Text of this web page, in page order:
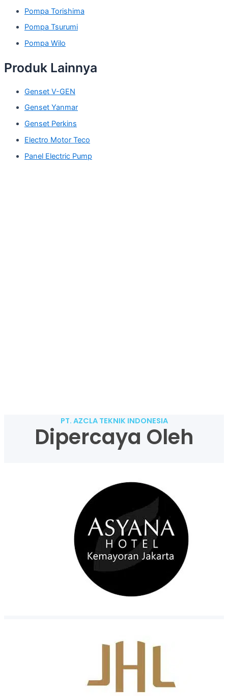
Pompa Torishima
Pompa Tsurumi
Pompa Wilo
Produk Lainnya
Genset V-GEN
Genset Yanmar
Genset Perkins
Electro Motor Teco
Panel Electric Pump
PT. AZCLA TEKNIK INDONESIA
Dipercaya Oleh